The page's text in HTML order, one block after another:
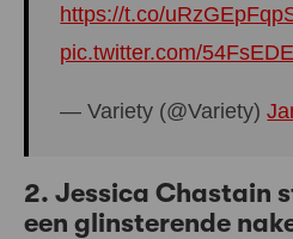
https://t.co/
pic.twitter.com/
— Variety (@Variety)
2. Jessica Chastain
een glinsterende